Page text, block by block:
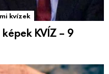
kvízek
KVÍZ – 9